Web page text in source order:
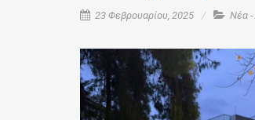
23 Φεβρουαρίου, 2025 Νέα -